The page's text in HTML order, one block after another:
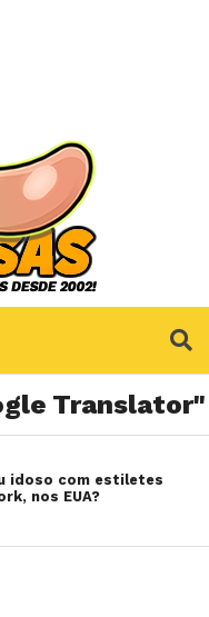
Translator"
idoso com estiletes
nos EUA?